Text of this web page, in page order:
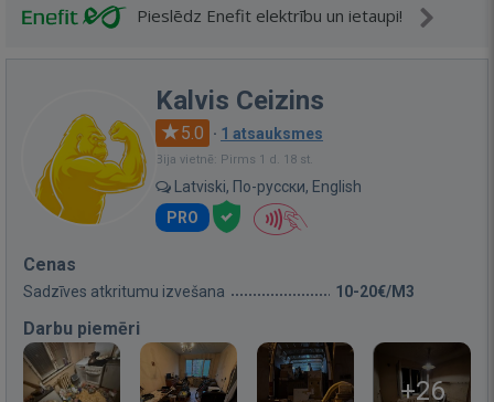
Pieslēdz Enefit elektrību un ietaupi!
Kalvis Ceizins
5.0 · 1 atsauksmes
Bija vietnē: Pirms 1 d. 18 st.
Latviski, По-русски, English
PRO
Cenas
Sadzīves atkritumu izvešana 10-20€/M3
Darbu piemēri
+26